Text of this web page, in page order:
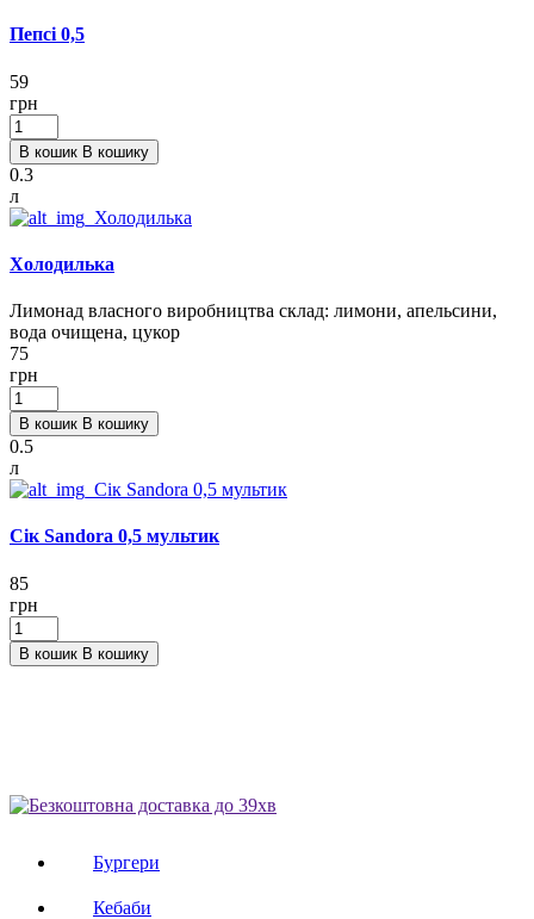
Пепсі 0,5
59
грн
В кошик В кошику
0.3
л
Холодилька
Лимонад власного виробництва склад: лимони, апельсини,
вода очищена, цукор
75
грн
В кошик В кошику
0.5
л
Сік Sandora 0,5 мультик
85
грн
В кошик В кошику
Бургери
Кебаби